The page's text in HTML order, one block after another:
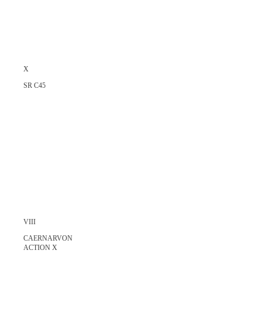
X
SR C45
VIII
CAERNARVON
ACTION X